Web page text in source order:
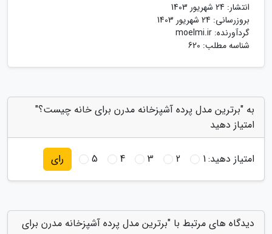
انتشار: 24 شهریور 1403
بروزرسانی: 24 شهریور 1403
گردآورنده: moelmi.ir
شناسه مطلب: 620
به "برترین مدل پرده آشپزخانه مدرن برای خانه چیست؟"
امتیاز دهید
امتیاز دهید:1
2
3
4
5 رای
دیدگاه های مرتبط با "برترین مدل پرده آشپزخانه مدرن برای